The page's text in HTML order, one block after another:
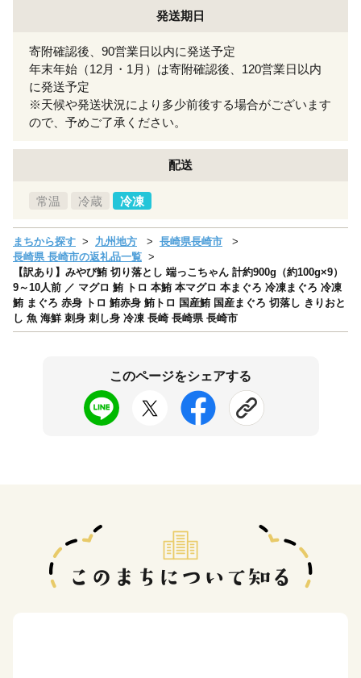
発送期日
寄附確認後、90営業日以内に発送予定
年末年始（12月・1月）は寄附確認後、120営業日以内
に発送予定
※天候や発送状況により多少前後する場合がございます
ので、予めご了承ください。
配送
常温 冷蔵 冷凍
まちから探す 九州地方
長崎県長崎市
長崎県 長崎市の返礼品一覧
【訳あり】みやび鮪 切り落とし 端っこちゃん 計約900g（約100g×9）
9～10人前 ／ マグロ 鮪 トロ 本鮪 本マグロ 本まぐろ 冷凍まぐろ 冷凍
鮪 まぐろ 赤身 トロ 鮪赤身 鮪トロ 国産鮪 国産まぐろ 切落し きりおと
し 魚 海鮮 刺身 刺し身 冷凍 長崎 長崎県 長崎市
このページをシェアする